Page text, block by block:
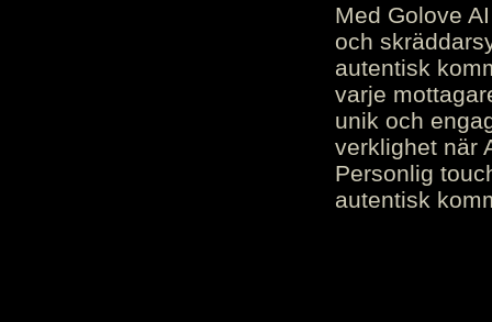
Med Golove
och
autentisk
varje
unik och
verklighet när
Personlig
autentisk